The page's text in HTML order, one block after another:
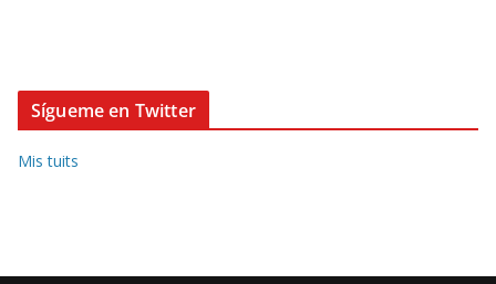
Sígueme en Twitter
Mis tuits